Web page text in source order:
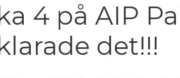
4 på AIP
det!!!